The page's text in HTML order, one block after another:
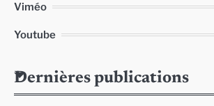
Viméo
Youtube
Dernières publications